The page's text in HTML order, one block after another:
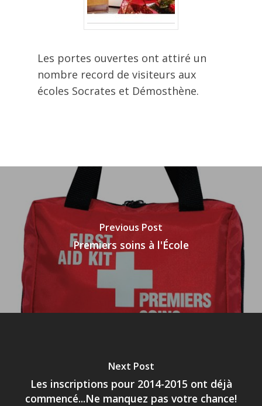
Les portes ouvertes ont attiré un
nombre record de visiteurs aux
écoles Socrates et Démosthène.
Previous Post
Premiers soins à l'École
Next Post
Les inscriptions pour 2014-2015 ont déjà
commencé...Ne manquez pas votre chance!